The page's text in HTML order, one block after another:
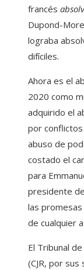
francés
Dupond-
lograba
difíciles.
Ahora es el
2020 como
adquirido el
por
abuso de
costado el
para
presidente
las
de cualquier
El Tribunal
(CJR, por sus